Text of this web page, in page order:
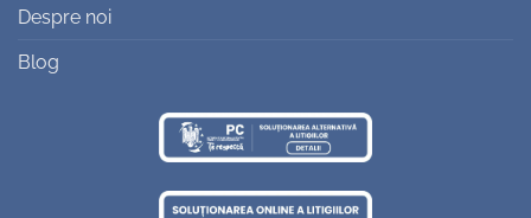
Despre noi
Blog